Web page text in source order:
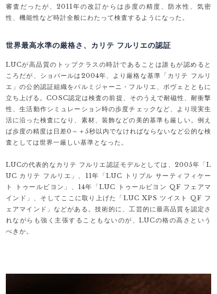
審査だったが、2011年の改訂からは歩度の精度、防水性、気密
性、機能性など時計全般にわたって検査するようになった。
世界最高水準の厳格さ、カリテ フルリエの認証
LUCが高品質のトップクラスの時計であることは誰もが認めると
ころだが、ショパールは2004年、より厳格な基準「カリテ フルリ
エ」の公的認証組織をパルミジャーニ・フルリエ、ボヴェとともに
立ち上げる。COSC認定は検査の前提、そのうえで耐磁性、耐衝撃
性、生活動作シミュレーション時の歩度チェックなど、より現実生
活に沿った検査になり、素材、装飾などの美的基準も厳しい。例え
ば歩度の精度は日差0～＋5秒以内でなければならないなど公的な検
査としては世界一厳しい基準となった。
LUCの代表的なカリテ フルリエ認証モデルとしては、2005年「L
UC カリテ フルリエ」、11年「LUC トリプル サーティフィケー
ト トゥールビヨン」、14年「LUC トゥールビヨン QF フェアマ
インド」、そしてここに取り上げた「LUC XPS ツイスト QF フ
ェアマインド」などがある。技術的に、工芸的に最高品質を認定さ
れながらも強く主張することもないのが、LUCの格の高さという
べきか。